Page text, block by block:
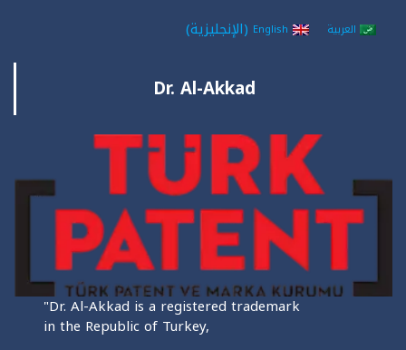
العربية English
(الإنجليزية)
Dr. Al-Akkad
"Dr. Al-Akkad is a registered trademark
in the Republic of Turkey,